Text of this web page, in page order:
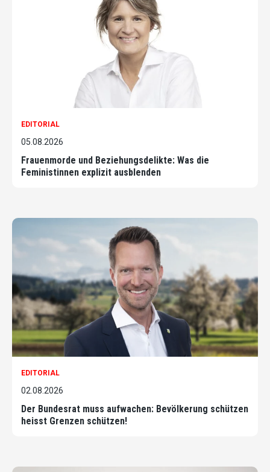
EDITORIAL
05.08.2026
Frauenmorde und Beziehungsdelikte: Was die
Feministinnen explizit ausblenden
EDITORIAL
02.08.2026
Der Bundesrat muss aufwachen: Bevölkerung schützen
heisst Grenzen schützen!